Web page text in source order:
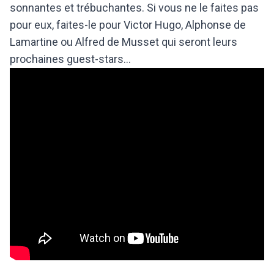
sonnantes et trébuchantes. Si vous ne le faites pas
pour eux, faites-le pour Victor Hugo, Alphonse de
Lamartine ou Alfred de Musset qui seront leurs
prochaines guest-stars…